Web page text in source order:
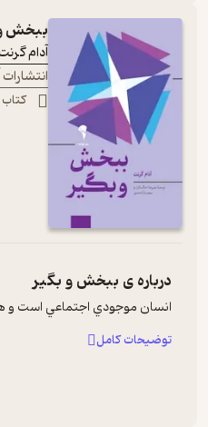
ببخش
آدام
درباره ی ببخش و بگیر
انسان موجودي اجتماعي است و
توضیحات کامل